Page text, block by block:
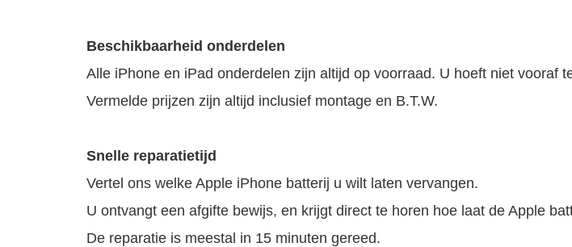
Beschikbaarheid onderdelen
Alle iPhone en iPad onderdelen zijn altijd op voorraad. U hoeft niet vooraf
Vermelde prijzen zijn altijd inclusief montage en B.T.W.
Snelle reparatietijd
Vertel ons welke Apple iPhone batterij u wilt laten vervangen.
U ontvangt een afgifte bewijs, en krijgt direct te horen hoe laat de Apple
De reparatie is meestal in 15 minuten gereed.